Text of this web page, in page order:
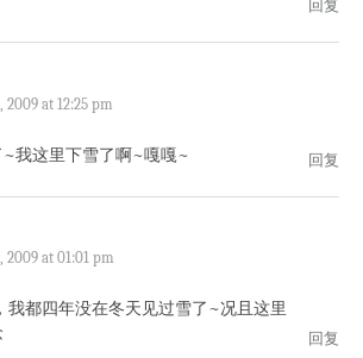
回复
at 12:25 pm
我这里下雪了啊~嘎嘎~ 回复
at 01:01 pm
我都四年没在冬天见过雪了~况且这里
回复